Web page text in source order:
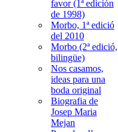
favor (1ª edición
de 1998)
Morbo, 1ª edició
del 2010
Morbo (2ª edició,
bilingüe)
Nos casamos,
ideas para una
boda original
Biografia de
Josep Maria
Mejan